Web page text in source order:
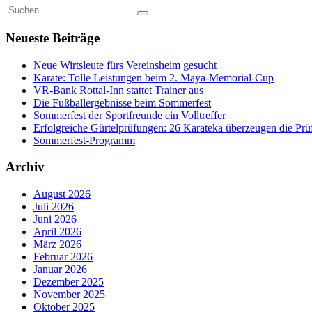
Suchen
nach:
Suchen
Neueste Beiträge
Neue Wirtsleute fürs Vereinsheim gesucht
Karate: Tolle Leistungen beim 2. Maya-Memorial-Cup
VR-Bank Rottal-Inn stattet Trainer aus
Die Fußballergebnisse beim Sommerfest
Sommerfest der Sportfreunde ein Volltreffer
Erfolgreiche Gürtelprüfungen: 26 Karateka überzeugen die
Sommerfest-Programm
Archiv
August 2026
Juli 2026
Juni 2026
April 2026
März 2026
Februar 2026
Januar 2026
Dezember 2025
November 2025
Oktober 2025